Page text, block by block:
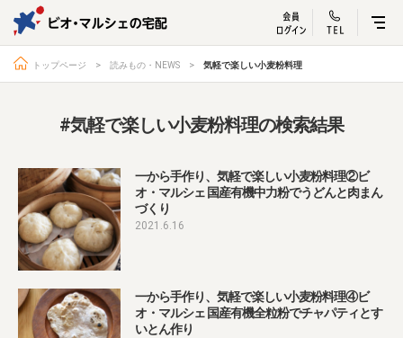
ビオ・マルシェ
宅配サービス紹介 有機野菜の
トップページ ビオ・マルシェの想い
宅配サービスについて 読みもの・NEWS
ビオ・マルシェの商品
お届け情報 生産者・製造者
取扱店
トップページ 読みもの・NEWS 気軽で楽しい小麦粉料理
#気軽で楽しい小麦粉料理の検索結果
一から手作り、気軽で楽しい小麦粉料理②ビ
オ・マルシェ 国産有機中力粉でうどんと肉まん
づくり
2021.6.16
一から手作り、気軽で楽しい小麦粉料理④ビ
オ・マルシェ 国産有機全粒粉でチャパティとす
いとん作り